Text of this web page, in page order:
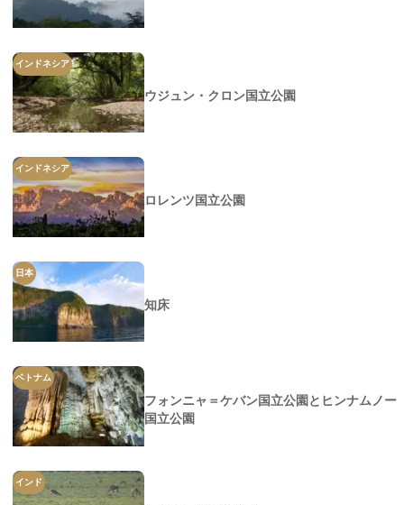
インドネシア
ウジュン・クロン国立公園
インドネシア
ロレンツ国立公園
日本
知床
ベトナム
フォンニャ＝ケバン国立公園とヒンナムノー
国立公園
インド